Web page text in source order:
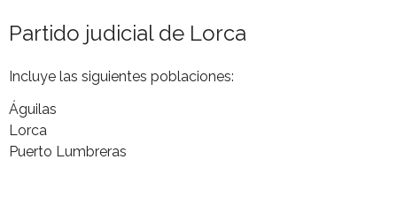
- Reformas Legales
Partido judicial de Lorca
Incluye las siguientes poblaciones:
Águilas
Lorca
Puerto Lumbreras